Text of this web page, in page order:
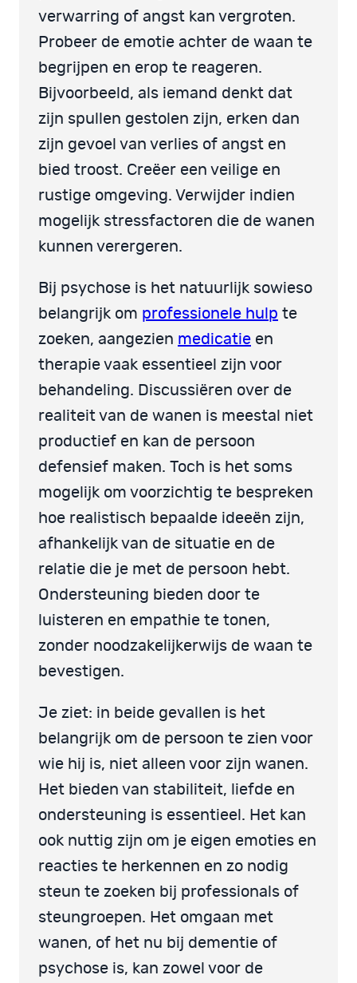
verwarring of angst kan vergroten.
Probeer de emotie achter de waan te
begrijpen en erop te reageren.
Bijvoorbeeld, als iemand denkt dat
zijn spullen gestolen zijn, erken dan
zijn gevoel van verlies of angst en
bied troost. Creëer een veilige en
rustige omgeving. Verwijder indien
mogelijk stressfactoren die de wanen
kunnen verergeren.
Bij psychose is het natuurlijk sowieso
belangrijk om professionele hulp te
zoeken, aangezien medicatie en
therapie vaak essentieel zijn voor
behandeling. Discussiëren over de
realiteit van de wanen is meestal niet
productief en kan de persoon
defensief maken. Toch is het soms
mogelijk om voorzichtig te bespreken
hoe realistisch bepaalde ideeën zijn,
afhankelijk van de situatie en de
relatie die je met de persoon hebt.
Ondersteuning bieden door te
luisteren en empathie te tonen,
zonder noodzakelijkerwijs de waan te
bevestigen.
Je ziet: in beide gevallen is het
belangrijk om de persoon te zien voor
wie hij is, niet alleen voor zijn wanen.
Het bieden van stabiliteit, liefde en
ondersteuning is essentieel. Het kan
ook nuttig zijn om je eigen emoties en
reacties te herkennen en zo nodig
steun te zoeken bij professionals of
steungroepen. Het omgaan met
wanen, of het nu bij dementie of
psychose is, kan zowel voor de